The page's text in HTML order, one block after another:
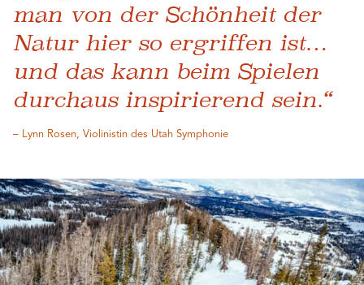
man von der Schönheit der
Natur hier so ergriffen ist…
und das kann beim Spielen
durchaus inspirierend sein.“
– Lynn Rosen, Violinistin des Utah Symphonie